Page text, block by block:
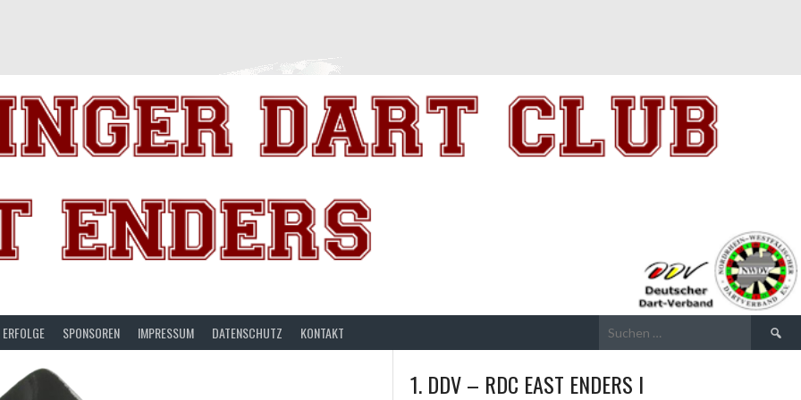
ERFOLGE SPONSOREN IMPRESSUM DATENSCHUTZ KONTAKT
Suchen
1. DDV – RDC EAST ENDERS I